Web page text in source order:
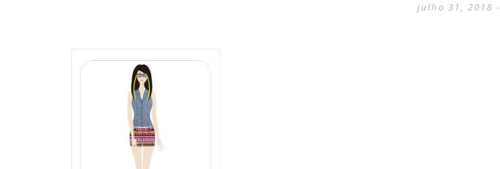
julho 31, 2018 -